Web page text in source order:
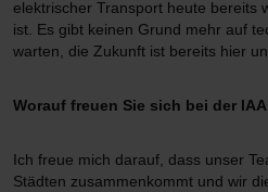
elektrischer Transport heute bereits
ist. Es gibt keinen Grund mehr auf
warten, die Zukunft ist bereits hier
Worauf freuen Sie sich bei der
Ich freue mich darauf, dass unser
Städten zusammenkommt und wir